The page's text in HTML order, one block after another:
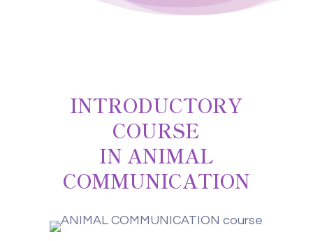
INTRODUCTORY
COURSE
IN ANIMAL
COMMUNICATION